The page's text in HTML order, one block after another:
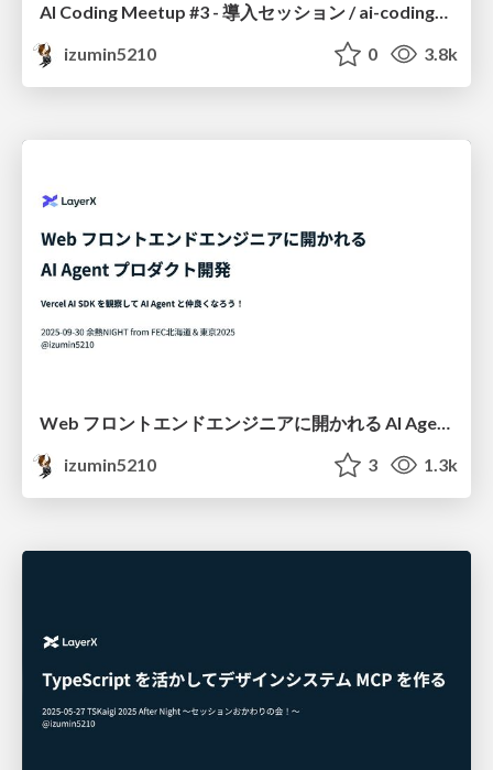
AI Coding Meetup #3 - 導入セッション / ai-coding-meetup-3
izumin5210
0 3.8k
izumin5210
3 1.3k